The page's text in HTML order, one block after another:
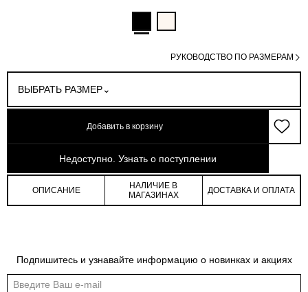
ВЫБРАТЬ РАЗМЕР
РУКОВОДСТВО ПО РАЗМЕРАМ
Добавить в корзину
Недоступно. Узнать о поступлении
арт: 4-12902_20261-167
Общая таблица размеров показывает нашу стандартную размерную линейку
Международный
ОПИСАНИЕ
НАЛИЧИЕ В
МАГАЗИНАХ
ДОСТАВКА И ОПЛАТА
Подпишитесь и узнавайте информацию о новинках и акциях